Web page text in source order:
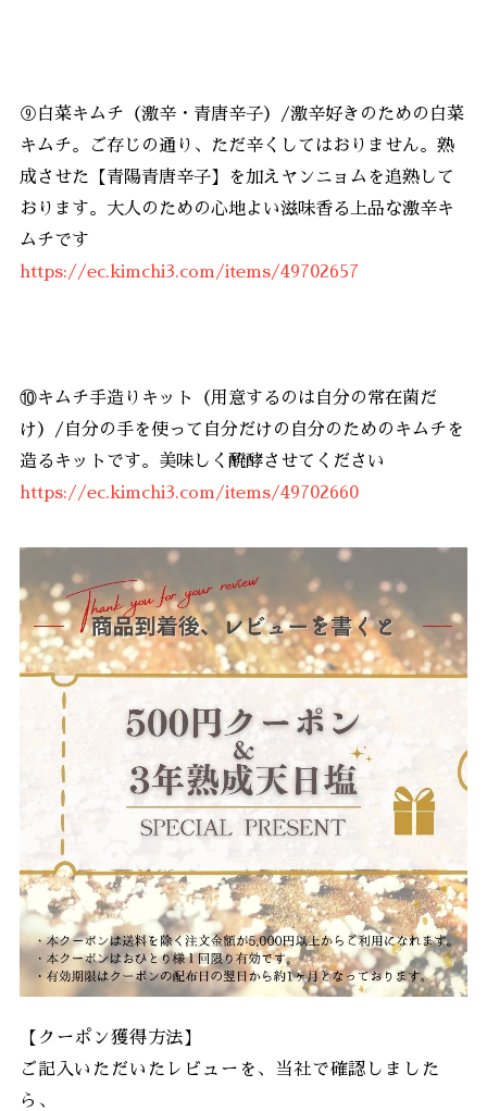
⑨白菜キムチ（激辛・青唐辛子）/激辛好きのための白菜
キムチ。ご存じの通り、ただ辛くしてはおりません。熟
成させた【青陽青唐辛子】を加えヤンニョムを追熟して
おります。大人のための心地よい滋味香る上品な激辛キ
ムチです
https://ec.kimchi3.com/items/49702657
⑩キムチ手造りキット（用意するのは自分の常在菌だ
け）/自分の手を使って自分だけの自分のためのキムチを
造るキットです。美味しく醗酵させてください
https://ec.kimchi3.com/items/49702660
【クーポン獲得方法】
ご記入いただいたレビューを、当社で確認しました
ら、